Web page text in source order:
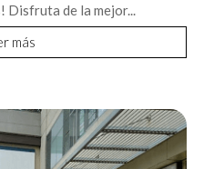
Disfruta de la mejor...
más